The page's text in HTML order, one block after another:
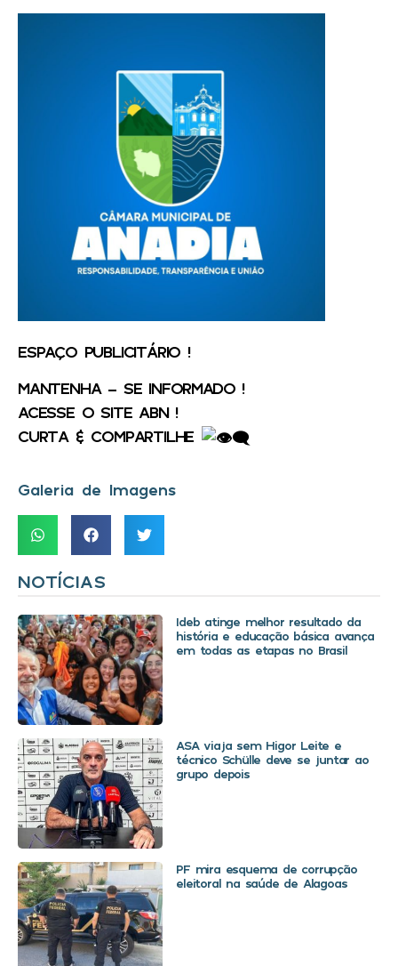
ESPAÇO PUBLICITÁRIO !
MANTENHA – SE INFORMADO !
ACESSE O SITE ABN !
CURTA & COMPARTILHE
Galeria de Imagens
NOTÍCIAS
Ideb atinge melhor resultado da
história e educação básica avança
em todas as etapas no Brasil
ASA viaja sem Higor Leite e
técnico Schülle deve se juntar ao
grupo depois
PF mira esquema de corrupção
eleitoral na saúde de Alagoas